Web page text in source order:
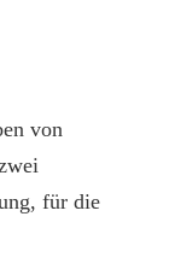
von
für die